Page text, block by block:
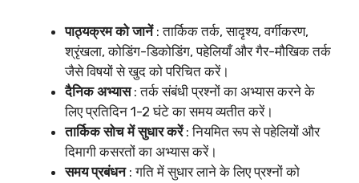
पाठ्यक्रम को जानें: तार्किक तर्क, सादृश्य, वर्गीकरण,
श्रृंखला, कोडिंग-डिकोडिंग, पहेलियाँ और गैर-मौखिक तर्क
जैसे विषयों से खुद को परिचित करें।
दैनिक अभ्यास: तर्क संबंधी प्रश्नों का अभ्यास करने के
लिए प्रतिदिन 1-2 घंटे का समय व्यतीत करें।
तार्किक सोच में सुधार करें: नियमित रूप से पहेलियों और
दिमागी कसरतों का अभ्यास करें।
समय प्रबंधन: गति में सुधार लाने के लिए प्रश्नों को